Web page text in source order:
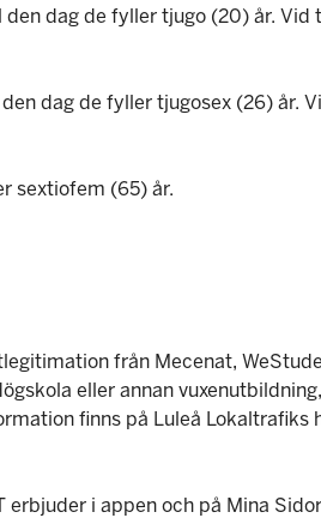
dag de fyller tjugo (20) år.
dag de fyller tjugosex (26) år.
sextiofem (65) år.
från Mecenat,
eller annan
finns på Luleå Lokaltrafiks
i appen och på Mina